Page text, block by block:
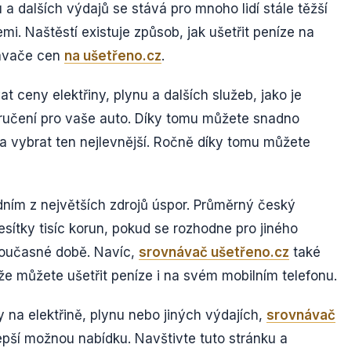
dalších výdajů se stává pro mnoho lidí stále těžší
Naštěstí existuje způsob, jak ušetřit peníze na
cen na ušetřeno.cz.
ceny elektřiny, plynu a dalších služeb, jako je
pro vaše auto. Díky tomu můžete snadno
vybrat ten nejlevnější. Ročně díky tomu můžete
z největších zdrojů úspor. Průměrný český
tisíc korun, pokud se rozhodne pro jiného
době. Navíc, srovnávač ušetřeno.cz také
můžete ušetřit peníze i na svém mobilním telefonu.
na elektřině, plynu nebo jiných výdajích, srovnávač
možnou nabídku. Navštivte tuto stránku a